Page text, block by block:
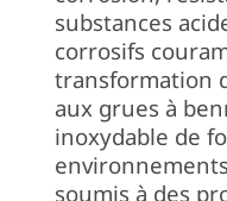
substances
corrosifs
transformation
aux grues à
inoxydable de
soumis à des